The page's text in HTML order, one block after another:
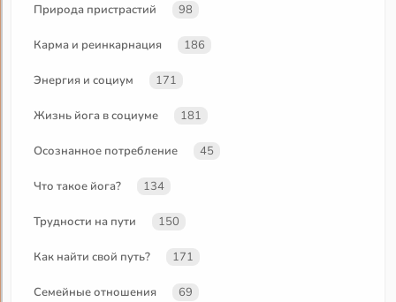
Природа пристрастий 98
Карма и реинкарнация 186
Энергия и социум 171
Жизнь йога в социуме 181
Осознанное потребление 45
Что такое йога? 134
Трудности на пути 150
Как найти свой путь? 171
Семейные отношения 69